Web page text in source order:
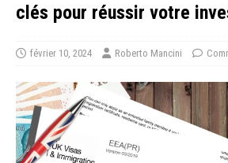
clés pour réussir votre
février 10, 2024 Roberto Mancini